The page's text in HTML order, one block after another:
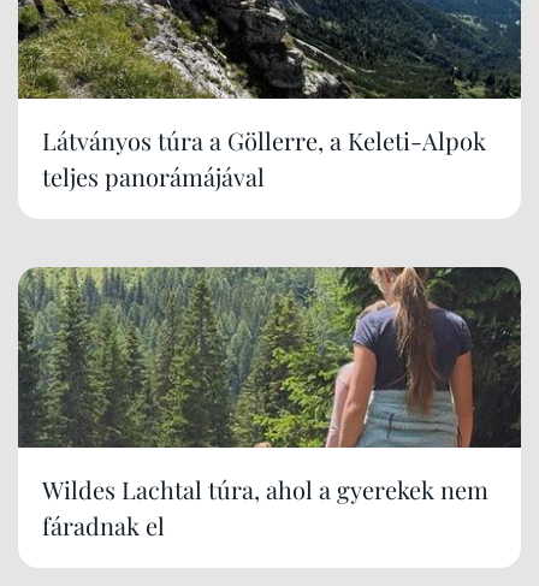
Látványos túra a Göllerre, a Keleti-Alpok
teljes panorámájával
Wildes Lachtal túra, ahol a gyerekek nem
fáradnak el